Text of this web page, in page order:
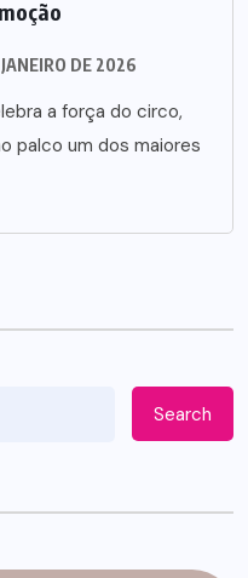
DE 2026
a força do circo,
palco um dos maiores
Search